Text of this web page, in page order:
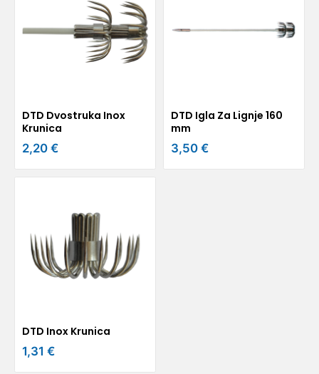
DTD Dvostruka Inox
Krunica
2,20 €
DTD Igla Za Lignje 160
mm
3,50 €
DTD Inox Krunica
1,31 €